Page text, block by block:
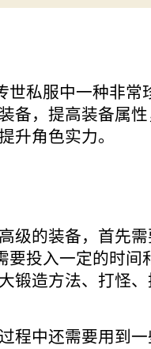
私服中一种非常
备，提高装备属
升角色实力。
的装备，首先需
要投入一定的时间
锻造方法、打怪
中还需要用到一